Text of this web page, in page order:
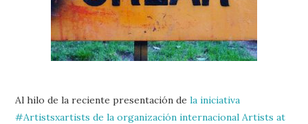
Al hilo de la reciente presentación de la iniciativa
#Artistsxartists de la organización internacional Artists at